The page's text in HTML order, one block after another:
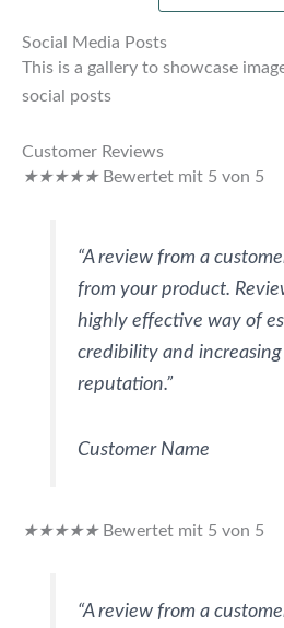
Social Media Posts
This is a gallery to showcase
social posts
Customer Reviews
★★★★★ Bewertet mit 5 von 5
“A review from a
from your product.
highly effective way of
credibility and
reputation.”
Customer Name
★★★★★ Bewertet mit 5 von 5
“A review from a